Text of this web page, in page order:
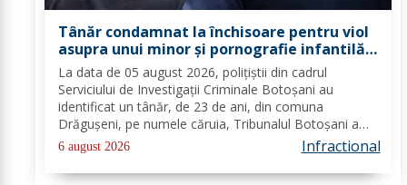
Tânăr condamnat la închisoare pentru viol
asupra unui minor și pornografie infantilă,
identificat de polițiști
La data de 05 august 2026, polițiștii din cadrul
Serviciului de Investigații Criminale Botoșani au
identificat un tânăr, de 23 de ani, din comuna
Drăgușeni, pe numele căruia, Tribunalul Botoșani a
emis un mandat de executare a pedepsei cu
închisoarea. Tânărul a fost condamnat la 4 ani și 5 luni
de...
6 august 2026 Infractional